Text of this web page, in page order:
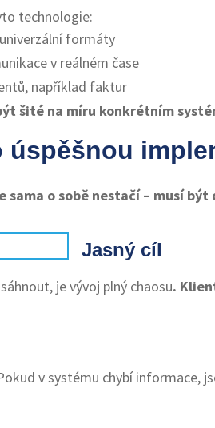
technologie:
formáty
v reálném čase
například faktur
šité na míru konkrétním
úspěšnou
sama o sobě nestačí – musí
Jasný cíl
je vývoj plný chaosu.
v systému chybí informace,